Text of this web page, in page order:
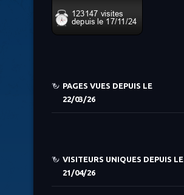
PAGES VUES DEPUIS LE
22/03/26
VISITEURS UNIQUES DEPUIS LE
21/04/26